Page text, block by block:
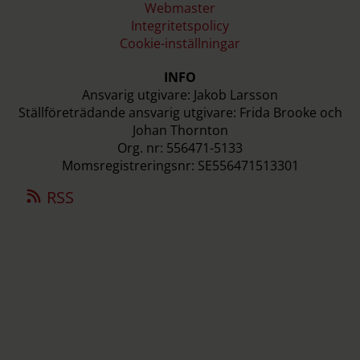
Webmaster
Integritetspolicy
Cookie-inställningar
INFO
Ansvarig utgivare: Jakob Larsson
Ställföreträdande ansvarig utgivare: Frida Brooke och
Johan Thornton
Org. nr: 556471-5133
Momsregistreringsnr: SE556471513301
RSS